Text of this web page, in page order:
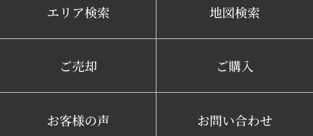
エリア検索 地図検索
ご売却 ご購入
お客様の声 お問い合わせ